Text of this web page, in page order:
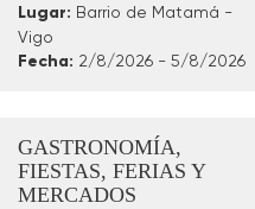
Lugar: Barrio de Matamá -
Vigo
Fecha: 2/8/2026 - 5/8/2026
GASTRONOMÍA,
FIESTAS, FERIAS Y
MERCADOS